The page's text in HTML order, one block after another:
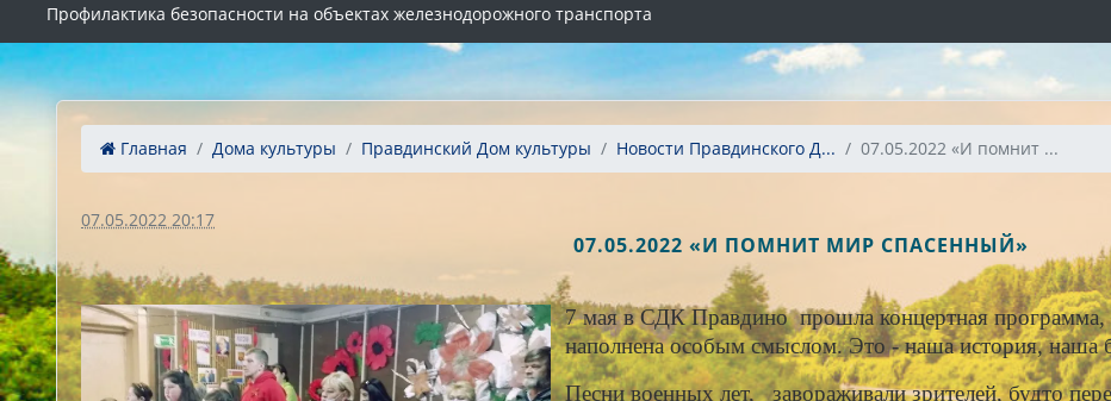
Профилактика безопасности на объектах железнодорожного транспорта
Главная Дома культуры Правдинский Дом культуры Новости Правдинского Д... 07.05.2022 «И помнит ...
07.05.2022 20:17
07.05.2022 «И ПОМНИТ МИР СПАСЕННЫЙ»
7 мая в СДК Правдино прошла концертная
наполнена особым смыслом. Это - наша история,
Песни военных лет, завораживали зрителей, будто